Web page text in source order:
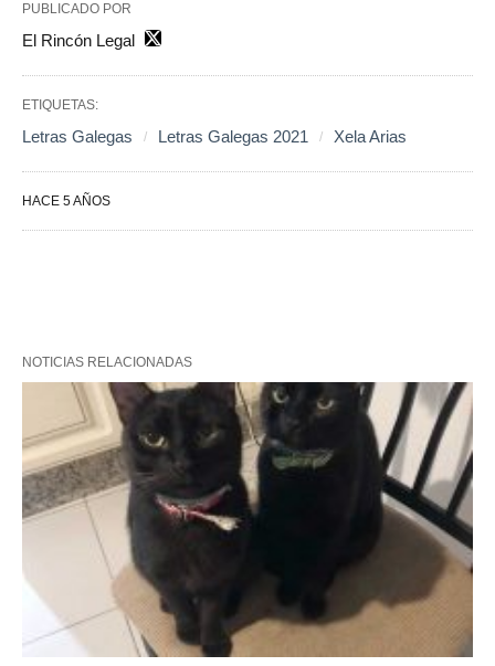
PUBLICADO POR
El Rincón Legal
ETIQUETAS:
Letras Galegas Letras Galegas 2021 Xela Arias
HACE 5 AÑOS
NOTICIAS RELACIONADAS